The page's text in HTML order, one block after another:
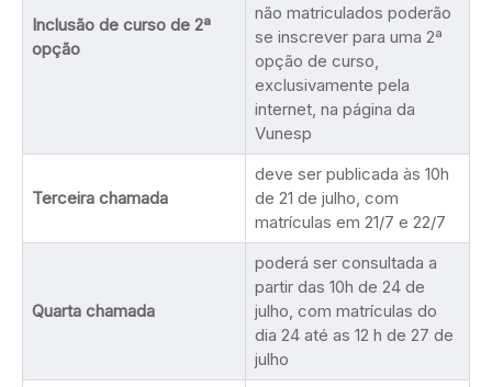
Inclusão de curso de 2ª
opção
não matriculados poderão
se inscrever para uma 2ª
opção de curso,
exclusivamente pela
internet, na página da
Vunesp
Terceira chamada
deve ser publicada às 10h
de 21 de julho, com
matrículas em 21/7 e 22/7
Quarta chamada
poderá ser consultada a
partir das 10h de 24 de
julho, com matrículas do
dia 24 até as 12 h de 27 de
julho